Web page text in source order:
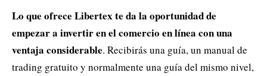
Lo que ofrece Libertex te da la oportunidad de
empezar a invertir en el comercio en línea con una
ventaja considerable. Recibirás una guía, un manual de
trading gratuito y normalmente una guía del mismo nivel,